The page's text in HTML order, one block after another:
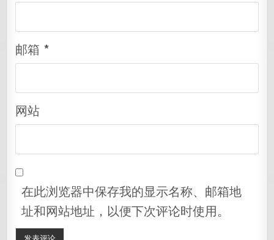
邮箱*
网站
在此浏览器中保存我的显示名称、邮箱地
址和网站地址，以便下次评论时使用。